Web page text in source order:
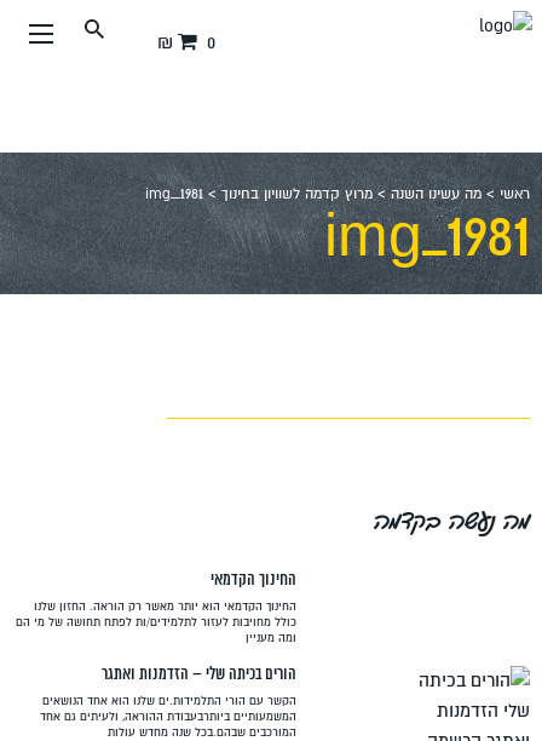
עבור
0 ₪
ראשי >מה עשינו השנה>מרוץ קדמה לשוויון בחינוך >
img_1981
img_1981
מה נעשה בקדמה
החינוך הקדמאי
החינוך הקדמאי הוא יותר מאשר רק הוראה. החזון שלנו
כולל מחויבות לעזור לתלמידים/ות לפתח תחושה של מי הם
ומה מעניין
הורים בכיתה שלי – הזדמנות ואתגר
הקשר עם הורי התלמידות.ים שלנו הוא אחד הנושאים
המשמעותיים ביותרבעבודת ההוראה, ולעיתים גם אחד
המורכבים שבהם.בכל שנה מחדש עולות